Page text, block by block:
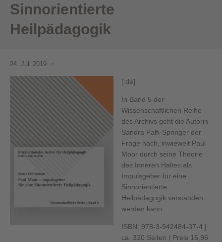
Sinnorientierte
Heilpädagogik
24. Juli 2019
[:de]
In Band 5 der
Wissenschaftlichen Reihe
des Archivs geht die Autorin
Sandra Palfi-Springer der
Frage nach, inwieweit Paul
Moor durch seine Theorie
des Inneren Haltes als
Impulsgeber für eine
Sinnorientierte
Heilpädagogik verstanden
werden kann.
ISBN: 978-3-942484-37-4 |
ca. 320 Seiten | Preis 16,95